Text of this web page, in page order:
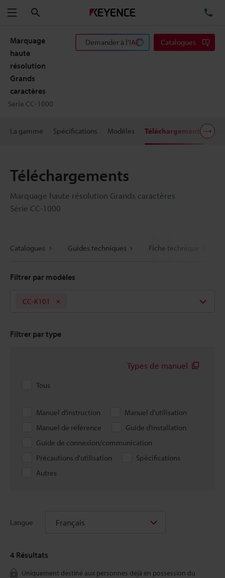
Menu
Marquage
haute
résolution
Grands
caractères
Série CC-1000
Demander à l'IA Catalogues
La gamme Spécifications Modèles Téléchargements
Téléchargements
Marquage haute résolution Grands caractères
Série CC-1000
Catalogues Guides techniques Fiche technique
Filtrer par modèles
CC-K101
Filtrer par type
Types de manuel
Tous
Manuel d’instruction
Manuel d’utilisation
Manuel de référence
Guide d’installation
Guide de connexion/communication
Précautions d'utilisation
Spécifications
Autres
Langue Français
4 Résultats
Uniquement destiné aux personnes déjà en possession du